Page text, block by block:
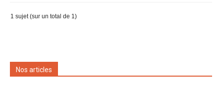
1 sujet (sur un total de 1)
Nos articles